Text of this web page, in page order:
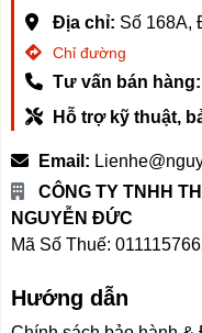
Địa chỉ: Số 168A,
Chỉ đường
Tư vấn bán hàng:
Hỗ trợ kỹ thuật,
Email:
CÔNG TY TNHH
NGUYỄN ĐỨC
Mã Số Thuế:
Hướng dẫn